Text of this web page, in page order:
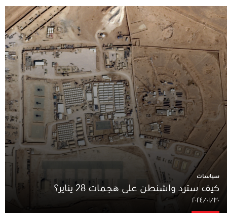
سياسات
كيف سترد واشنطن على هجمات 28 يناير؟
٣٠‏/٠١‏/٢٠٢٤